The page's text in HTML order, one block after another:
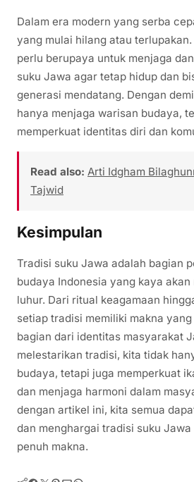
Dalam era modern yang serba
yang mulai hilang atau
perlu berupaya untuk menjaga
suku Jawa agar tetap hidup dan
generasi mendatang. Dengan
hanya menjaga warisan budaya,
memperkuat identitas diri dan
Read also: Arti Idgham
Tajwid
Kesimpulan
Tradisi suku Jawa adalah bagian
budaya Indonesia yang kaya
luhur. Dari ritual keagamaan
setiap tradisi memiliki makna
bagian dari identitas masyarakat
melestarikan tradisi, kita tidak
budaya, tetapi juga memperkuat
dan menjaga harmoni dalam
dengan artikel ini, kita semua
dan menghargai tradisi suku
penuh makna.